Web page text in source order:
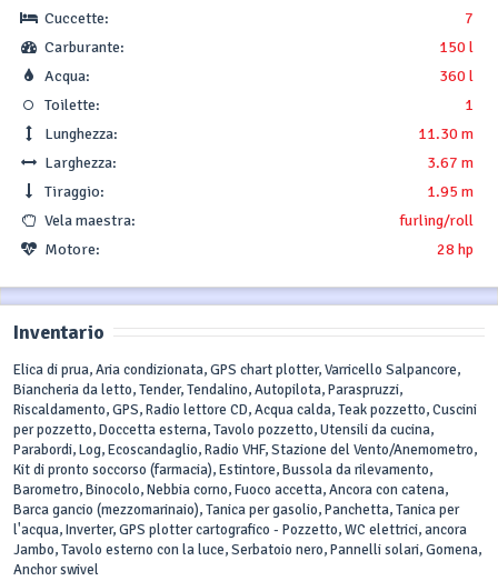
Cuccette:
7
Carburante:
150 l
Acqua:
360 l
Toilette:
1
Lunghezza:
11.30 m
Larghezza:
3.67 m
Tiraggio:
1.95 m
Vela maestra:
furling/roll
Motore:
28 hp
Inventario
Elica di prua, Aria condizionata, GPS chart plotter, Varricello Salpancore,
Biancheria da letto, Tender, Tendalino, Autopilota, Paraspruzzi,
Riscaldamento, GPS, Radio lettore CD, Acqua calda, Teak pozzetto, Cuscini
per pozzetto, Doccetta esterna, Tavolo pozzetto, Utensili da cucina,
Parabordi, Log, Ecoscandaglio, Radio VHF, Stazione del Vento/Anemometro,
Kit di pronto soccorso (farmacia), Estintore, Bussola da rilevamento,
Barometro, Binocolo, Nebbia corno, Fuoco accetta, Ancora con catena,
Barca gancio (mezzomarinaio), Tanica per gasolio, Panchetta, Tanica per
l'acqua, Inverter, GPS plotter cartografico - Pozzetto, WC elettrici, ancora
Jambo, Tavolo esterno con la luce, Serbatoio nero, Pannelli solari, Gomena,
Anchor swivel